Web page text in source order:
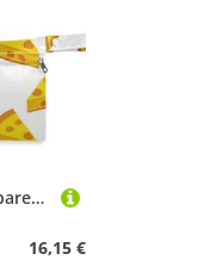
WDdZzyy Wiederverwendbarer Wäschesack mit Cartoon-Motiv, dreieckig, Käse, 2 Stück, wichtige Gegenstände mit Griffen für den Strand
16,15 €